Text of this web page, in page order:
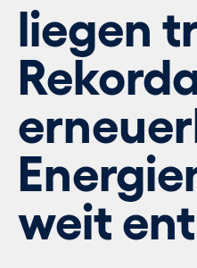
liegen
weit